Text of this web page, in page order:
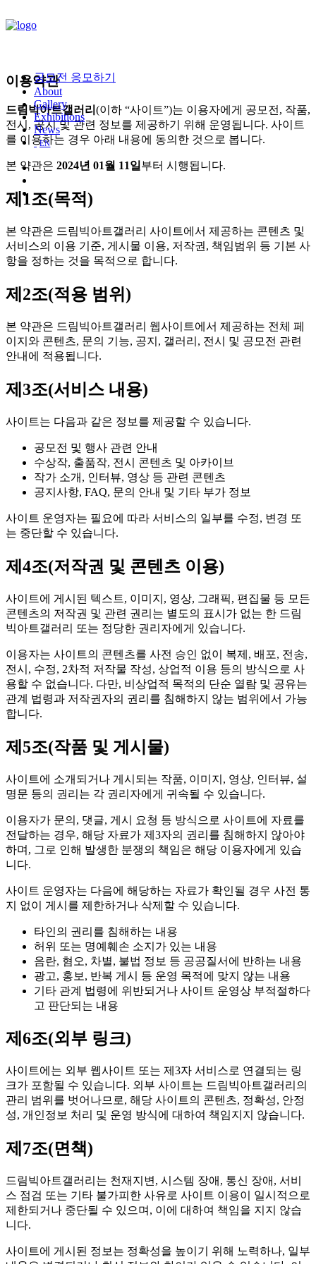
공모전 응모하기
About
Gallery
Exhibitions
News
EN
이용약관
드림빅아트갤러리 (이하 “사이트”)는 이용자에게 공모전, 작품,
전시, 공지 및 관련 정보를 제공하기 위해 운영됩니다. 사이트
를 이용하는 경우 아래 내용에 동의한 것으로 봅니다.
본 약관은 2024년 01월 11일부터 시행됩니다.
제1조(목적)
본 약관은 드림빅아트갤러리 사이트에서 제공하는 콘텐츠 및
서비스의 이용 기준, 게시물 이용, 저작권, 책임범위 등 기본 사
항을 정하는 것을 목적으로 합니다.
제2조(적용 범위)
본 약관은 드림빅아트갤러리 웹사이트에서 제공하는 전체 페
이지와 콘텐츠, 문의 기능, 공지, 갤러리, 전시 및 공모전 관련
안내에 적용됩니다.
제3조(서비스 내용)
사이트는 다음과 같은 정보를 제공할 수 있습니다.
공모전 및 행사 관련 안내
수상작, 출품작, 전시 콘텐츠 및 아카이브
작가 소개, 인터뷰, 영상 등 관련 콘텐츠
공지사항, FAQ, 문의 안내 및 기타 부가 정보
사이트 운영자는 필요에 따라 서비스의 일부를 수정, 변경 또
는 중단할 수 있습니다.
제4조(저작권 및 콘텐츠 이용)
사이트에 게시된 텍스트, 이미지, 영상, 그래픽, 편집물 등 모든
콘텐츠의 저작권 및 관련 권리는 별도의 표시가 없는 한 드림
빅아트갤러리 또는 정당한 권리자에게 있습니다.
이용자는 사이트의 콘텐츠를 사전 승인 없이 복제, 배포, 전송,
전시, 수정, 2차적 저작물 작성, 상업적 이용 등의 방식으로 사
용할 수 없습니다. 다만, 비상업적 목적의 단순 열람 및 공유는
관계 법령과 저작권자의 권리를 침해하지 않는 범위에서 가능
합니다.
제5조(작품 및 게시물)
사이트에 소개되거나 게시되는 작품, 이미지, 영상, 인터뷰, 설
명문 등의 권리는 각 권리자에게 귀속될 수 있습니다.
이용자가 문의, 댓글, 게시 요청 등 방식으로 사이트에 자료를
전달하는 경우, 해당 자료가 제3자의 권리를 침해하지 않아야
하며, 그로 인해 발생한 분쟁의 책임은 해당 이용자에게 있습
니다.
사이트 운영자는 다음에 해당하는 자료가 확인될 경우 사전 통
지 없이 게시를 제한하거나 삭제할 수 있습니다.
타인의 권리를 침해하는 내용
허위 또는 명예훼손 소지가 있는 내용
음란, 혐오, 차별, 불법 정보 등 공공질서에 반하는 내용
광고, 홍보, 반복 게시 등 운영 목적에 맞지 않는 내용
기타 관계 법령에 위반되거나 사이트 운영상 부적절하다
고 판단되는 내용
제6조(외부 링크)
사이트에는 외부 웹사이트 또는 제3자 서비스로 연결되는 링
크가 포함될 수 있습니다. 외부 사이트는 드림빅아트갤러리의
관리 범위를 벗어나므로, 해당 사이트의 콘텐츠, 정확성, 안정
성, 개인정보 처리 및 운영 방식에 대하여 책임지지 않습니다.
제7조(면책)
드림빅아트갤러리는 천재지변, 시스템 장애, 통신 장애, 서비
스 점검 또는 기타 불가피한 사유로 사이트 이용이 일시적으로
제한되거나 중단될 수 있으며, 이에 대하여 책임을 지지 않습
니다.
사이트에 게시된 정보는 정확성을 높이기 위해 노력하나, 일부